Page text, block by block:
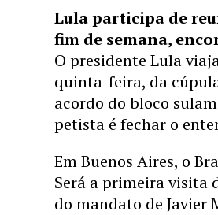
Lula participa de
fim de semana,
O presidente Lula
quinta-feira, da
acordo do bloco
petista é fechar o
Em Buenos Aires, o
Será a primeira visita
do mandato de Javier